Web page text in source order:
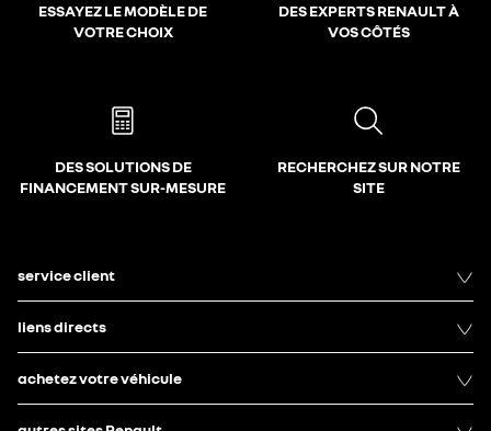
ESSAYEZ LE MODÈLE DE
VOTRE CHOIX
DES EXPERTS RENAULT À
VOS CÔTÉS
DES SOLUTIONS DE
FINANCEMENT SUR-MESURE
RECHERCHEZ SUR NOTRE
SITE
service client
liens directs
achetez votre véhicule